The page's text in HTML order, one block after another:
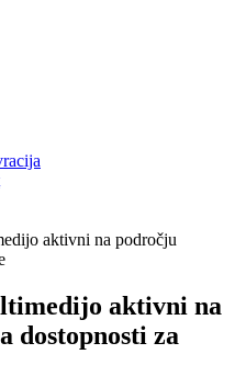
aktivni na področju
aktivni na
dostopnosti za